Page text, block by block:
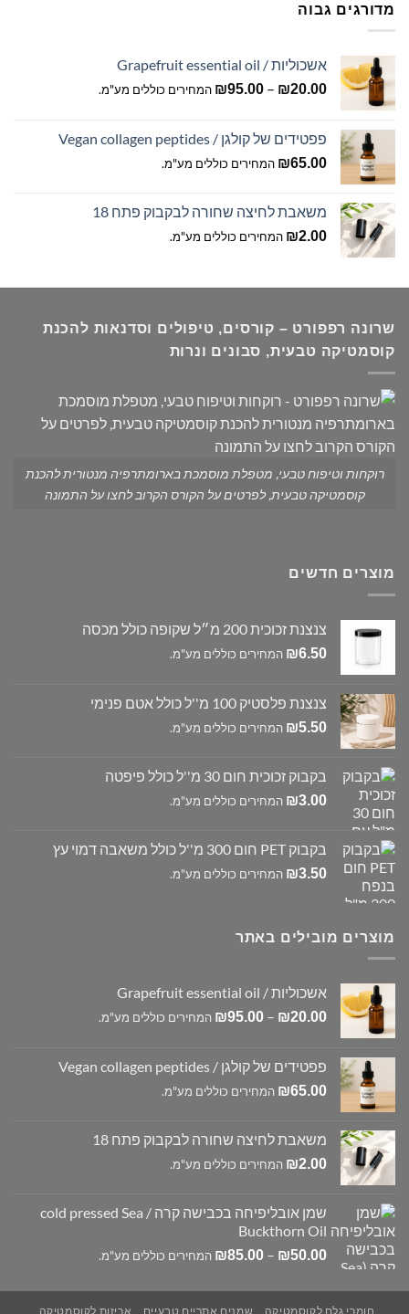
מדורגים גבוה
אשכוליות / Grapefruit essential oil
₪20.00
–
₪95.00
טווח
עד
המחירים כוללים מע"מ.
פפטידים של קולגן / Vegan collagen peptides
₪65.00 המחירים כוללים מע"מ.
משאבת לחיצה שחורה לבקבוק פתח 18
₪2.00 המחירים כוללים מע"מ.
שרונה רפפורט – קורסים, טיפולים וסדנאות להכנת
קוסמטיקה טבעית, סבונים ונרות
רוקחות וטיפוח טבעי, מטפלת מוסמכת בארומתרפיה מנטורית להכנת
קוסמטיקה טבעית, לפרטים על הקורס הקרוב לחצו על התמונה
מוצרים חדשים
צנצנת זכוכית 200 מ״ל שקופה כולל מכסה
₪6.50 המחירים כוללים מע"מ.
צנצנת פלסטיק 100 מ''ל כולל אטם פנימי
₪5.50 המחירים כוללים מע"מ.
בקבוק זכוכית חום 30 מ''ל כולל פיפטה
₪3.00 המחירים כוללים מע"מ.
בקבוק PET חום 300 מ''ל כולל משאבה דמוי עץ
₪3.50 המחירים כוללים מע"מ.
מוצרים מובילים באתר
אשכוליות / Grapefruit essential oil
₪20.00
–
₪95.00
טווח
עד
המחירים כוללים מע"מ.
פפטידים של קולגן / Vegan collagen peptides
₪65.00 המחירים כוללים מע"מ.
משאבת לחיצה שחורה לבקבוק פתח 18
₪2.00 המחירים כוללים מע"מ.
שמן אובליפיחה בכבישה קרה / cold pressed Sea
Buckthorn Oil
₪50.00
–
₪85.00
טווח
המחירים כוללים מע"מ.
חומרי גלם לקוסמטיקה שמנים אתריים טבעיים אריזות לקוסמטיקה